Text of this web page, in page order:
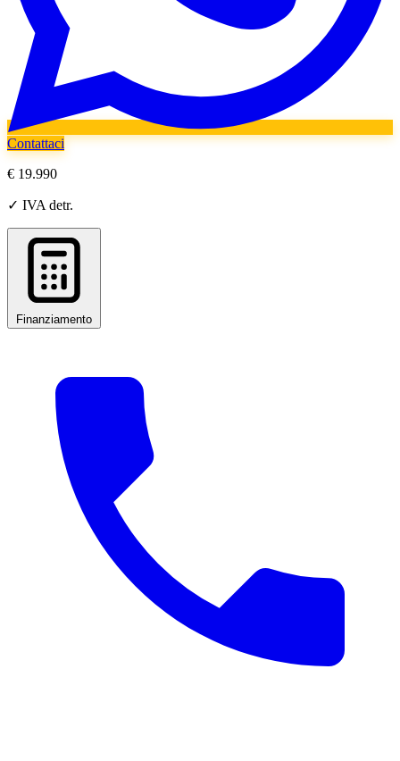
Contattaci
€ 19.990
✓ IVA detr.
Finanziamento